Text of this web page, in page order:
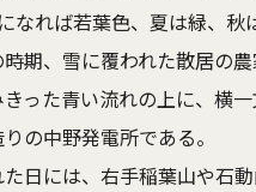
なれば若葉色、夏は緑、秋
時期、雪に覆われた散居の
った青い流れの上に、横
りの中野発電所である。
日には、右手稲葉山や石